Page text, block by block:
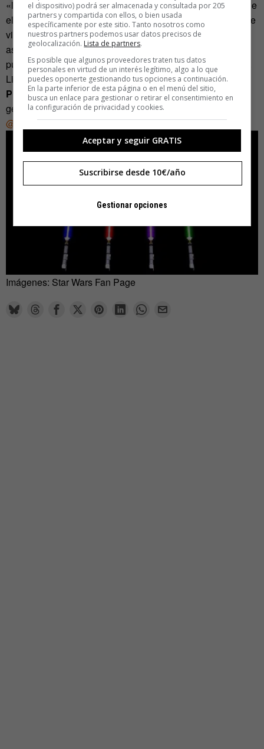
«la destrucción generalizada del género humano, por lo que
el empleo ya no será necesario» o en que «la esperanza de
vida se reducirá tan drásticamente que las pensiones y la
asistencia a la tercera edad serán innecesarias» no se
puede luchar. Como programa de gobierno es insuperable.
Literalmente.
PD.-
Resulta que era posible escribir sobre elecciones
generales sin dar un solo nombre
@borjaventura, jefe de coordinación delainformación.com
Imágenes: Star Wars Fan Page
el dispositivo) podrá ser almacenada y consultada por 205
partners y compartida con ellos, o bien usada
específicamente por este sitio. Tanto nosotros como
nuestros partners podemos usar datos precisos de
geolocalización. Lista de partners.
Es posible que algunos proveedores traten tus datos
personales en virtud de un interés legítimo, algo a lo que
puedes oponerte gestionando tus opciones a continuación.
En la parte inferior de esta página o en el menú del sitio,
busca un enlace para gestionar o retirar el consentimiento en
la configuración de privacidad y cookies.
Aceptar y seguir GRATIS
Suscribirse desde 10€/año
Gestionar opciones